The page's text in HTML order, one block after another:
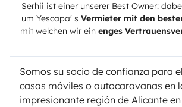
Serhii ist einer unserer Best Owner:
um Yescapa' s Vermieter mit den
mit welchen wir ein enges
Somos su socio de confianza para
casas móviles o autocaravanas en
impresionante región de Alicante